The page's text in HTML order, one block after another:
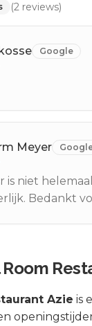
(2 reviews)
Google
Meyer
is niet
Bedankt
Room
Azie is